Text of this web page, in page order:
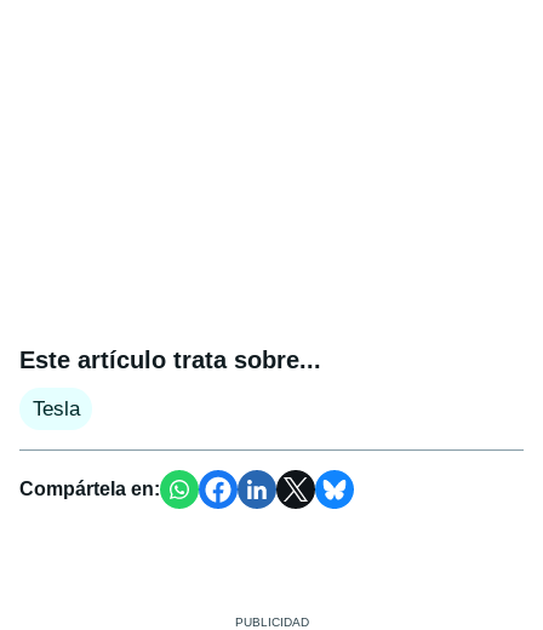
Este artículo trata sobre...
Tesla
Compártela en: